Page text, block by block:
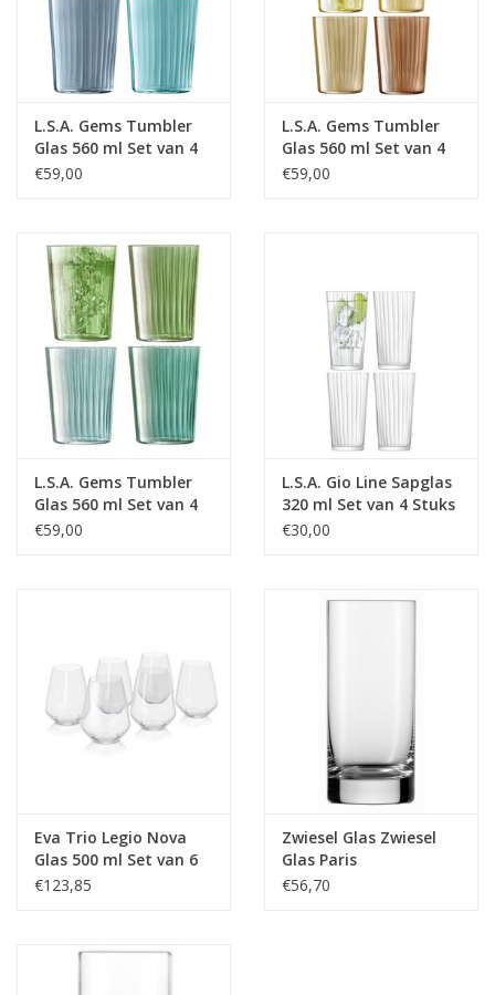
L.S.A. Gems Tumbler
Glas 560 ml Set van 4
Stuks Assorti
€59,00
L.S.A. Gems Tumbler
Glas 560 ml Set van 4
Stuks Assorti
€59,00
L.S.A. Gems Tumbler
Glas 560 ml Set van 4
Stuks Assorti
€59,00
L.S.A. Gio Line Sapglas
320 ml Set van 4 Stuks
€30,00
Eva Trio Legio Nova
Glas 500 ml Set van 6
Stuks
€123,85
Zwiesel Glas Zwiesel
Glas Paris
Longdrinkglas 179 -
€56,70